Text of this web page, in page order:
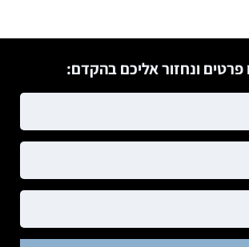
פרטים ונחזור אליכם בהקדם: